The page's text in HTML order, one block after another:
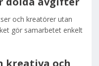
och kreatörer utan
gör samarbetet enkelt